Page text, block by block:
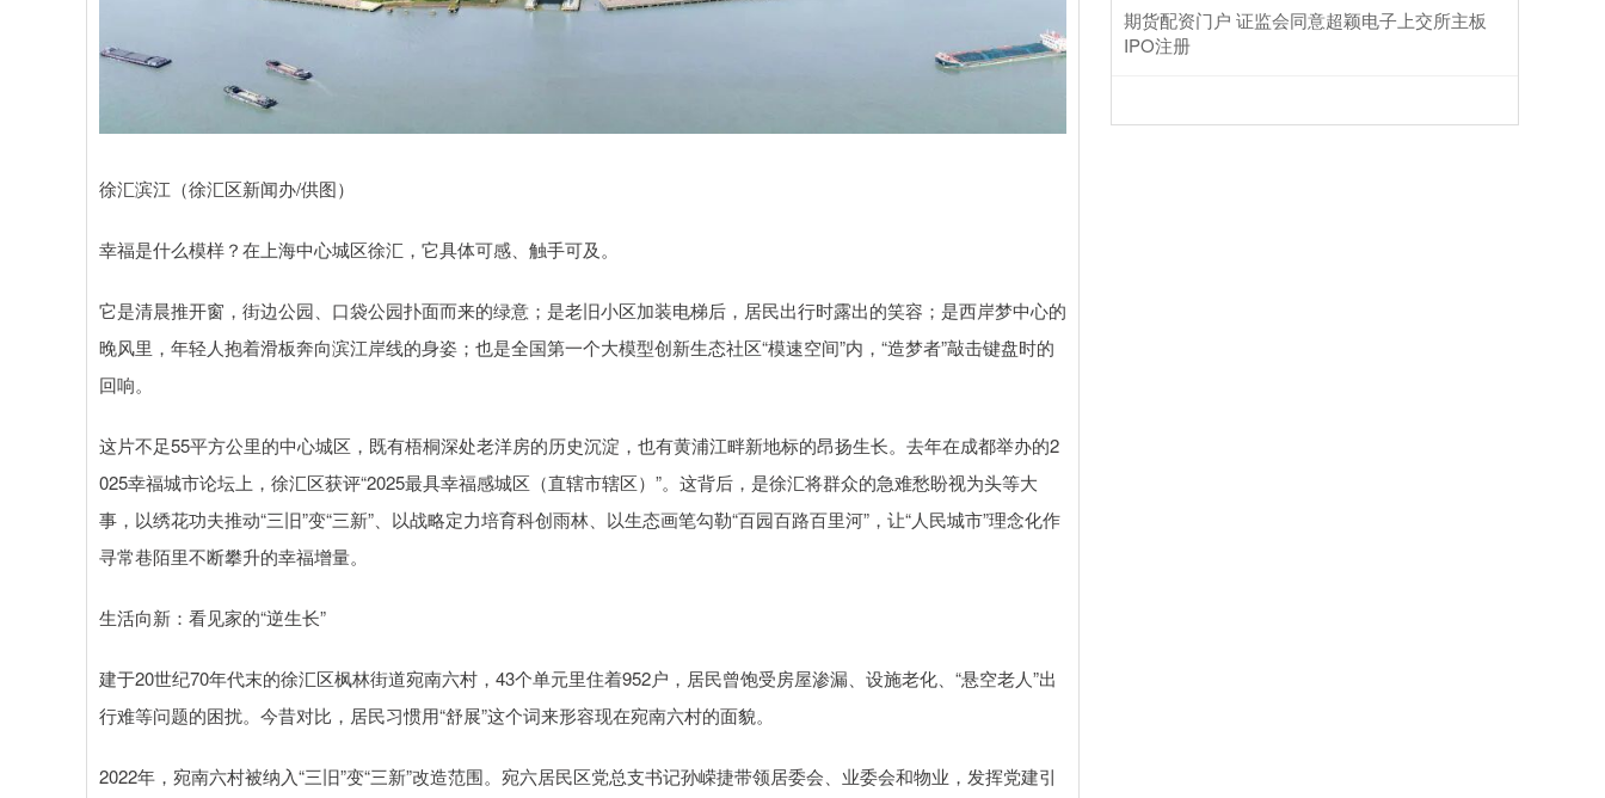
徐汇滨江（徐汇区新闻办/供图）
幸福是什么模样？在上海中心城区徐汇，它具体可感、触手可及。
它是清晨推开窗，街边公园、口袋公园扑面而来的绿意；是老旧小区加装电梯后，居民出行时露出的笑容；是西岸梦中心的
晚风里，年轻人抱着滑板奔向滨江岸线的身姿；也是全国第一个大模型创新生态社区“模速空间”内，“造梦者”敲击键盘时的
回响。
这片不足55平方公里的中心城区，既有梧桐深处老洋房的历史沉淀，也有黄浦江畔新地标的昂扬生长。去年在成都举办的2
025幸福城市论坛上，徐汇区获评“2025最具幸福感城区（直辖市辖区）”。这背后，是徐汇将群众的急难愁盼视为头等大
事，以绣花功夫推动“三旧”变“三新”、以战略定力培育科创雨林、以生态画笔勾勒“百园百路百里河”，让“人民城市”理念化作
寻常巷陌里不断攀升的幸福增量。
生活向新：看见家的“逆生长”
建于20世纪70年代末的徐汇区枫林街道宛南六村，43个单元里住着952户，居民曾饱受房屋渗漏、设施老化、“悬空老人”出
行难等问题的困扰。今昔对比，居民习惯用“舒展”这个词来形容现在宛南六村的面貌。
2022年，宛南六村被纳入“三旧”变“三新”改造范围。宛六居民区党总支书记孙嵘捷带领居委会、业委会和物业，发挥党建引
期货配资门户 证监会同意超颖电子上交所主板
IPO注册